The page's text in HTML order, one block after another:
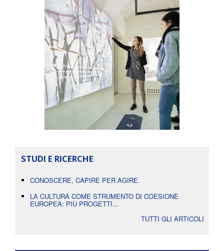
STUDI E RICERCHE
CONOSCERE, CAPIRE PER AGIRE.
LA CULTURA COME STRUMENTO DI COESIONE
EUROPEA: PIÙ PROGETTI...
TUTTI GLI ARTICOLI